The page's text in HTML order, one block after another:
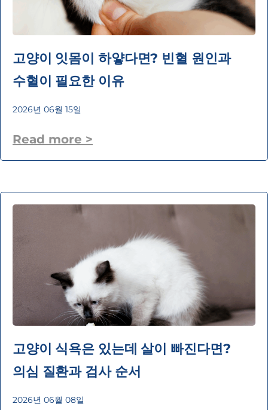
고양이 잇몸이 하얗다면? 빈혈 원인과
수혈이 필요한 이유
2026년 06월 15일
Read more >
고양이 식욕은 있는데 살이 빠진다면?
의심 질환과 검사 순서
2026년 06월 08일